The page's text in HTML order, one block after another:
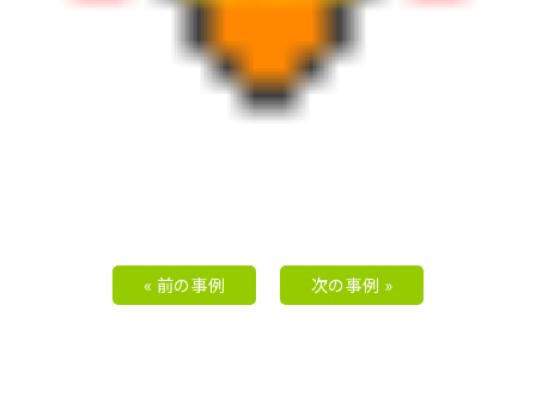
« 前の事例 次の事例 »